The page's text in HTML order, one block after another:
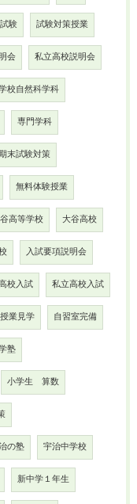
験 試験対策授業
会 私立高校説明会
校自然科学科
専門学科
末試験対策
無料体験授業
高等学校 大谷高校
入試要項説明会
校入試 私立高校入試
授業見学 自習室完備
塾
小学生 算数
の塾 宇治中学校
新中学１年生